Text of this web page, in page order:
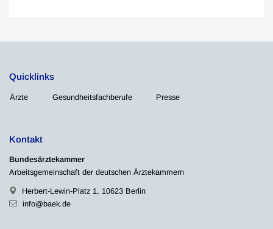
Quicklinks
Ärzte Gesundheitsfachberufe Presse
Kontakt
Bundesärztekammer
Arbeitsgemeinschaft der deutschen Ärztekammern
Herbert-Lewin-Platz 1, 10623 Berlin
info@baek.de